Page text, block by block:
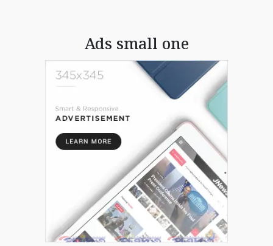
Ads small one